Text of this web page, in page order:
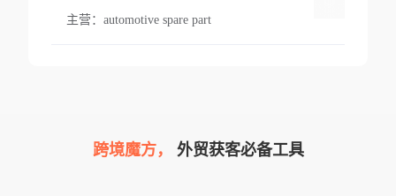
主营： automotive spare part
跨境魔方， 外贸获客必备工具